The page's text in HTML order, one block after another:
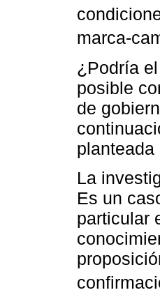
marca-
¿Podría
posible
de
La
Es un
particular